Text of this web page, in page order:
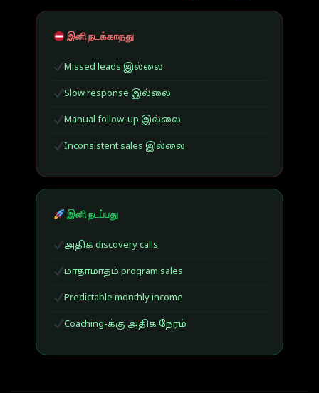
இனி நடக்காதது
Missed leads இல்லை
Slow response இல்லை
Manual follow-up இல்லை
Inconsistent sales இல்லை
இனி நடப்பது
அதிக discovery calls
மாதாமாதம் program sales
Predictable monthly income
Coaching-க்கு அதிக நேரம்